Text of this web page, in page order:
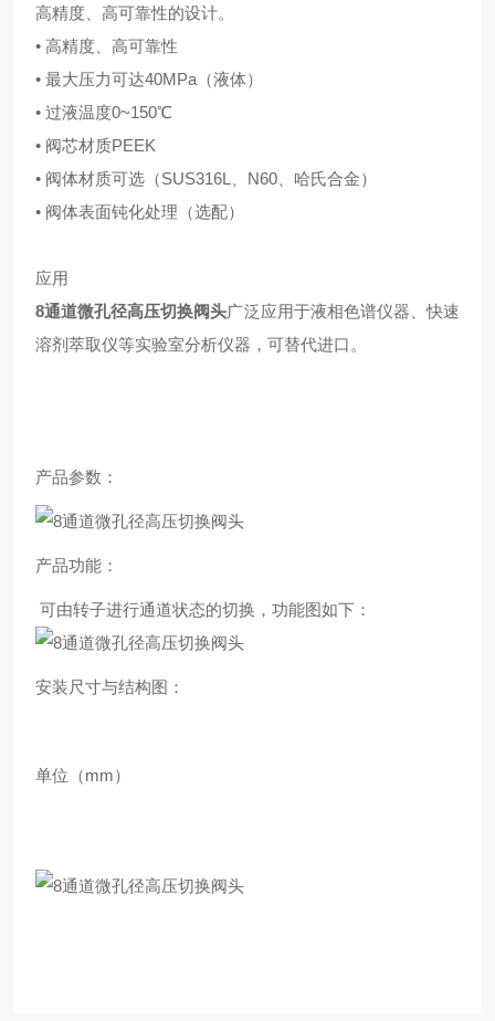
高精度、高可靠性的设计。
• 高精度、高可靠性
• 最大压力可达40MPa（液体）
• 过液温度0~150℃
• 阀芯材质PEEK
• 阀体材质可选（SUS316L、N60、哈氏合金）
• 阀体表面钝化处理（选配）
应用
8通道微孔径高压切换阀头广泛应用于液相色谱仪器、快速
溶剂萃取仪等实验室分析仪器，可替代进口。
产品参数：
产品功能：
可由转子进行通道状态的切换，功能图如下：
安装尺寸与结构图：
单位（mm）